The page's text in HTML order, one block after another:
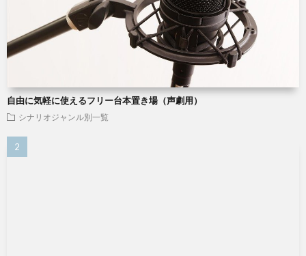
自由に気軽に使えるフリー台本置き場（声劇用）
シナリオジャンル別一覧